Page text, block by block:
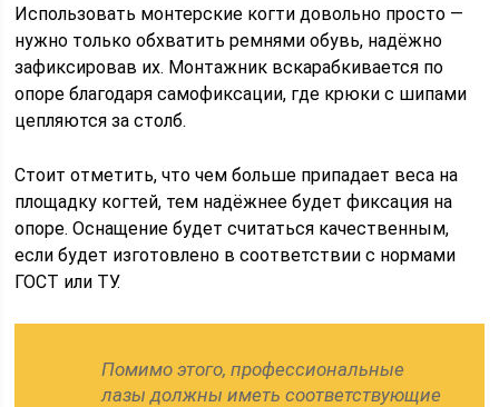
Использовать монтерские когти довольно просто —
нужно только обхватить ремнями обувь, надёжно
зафиксировав их. Монтажник вскарабкивается по
опоре благодаря самофиксации, где крюки с шипами
цепляются за столб.
Стоит отметить, что чем больше припадает веса на
площадку когтей, тем надёжнее будет фиксация на
опоре. Оснащение будет считаться качественным,
если будет изготовлено в соответствии с нормами
ГОСТ или ТУ.
Помимо этого, профессиональные
лазы должны иметь соответствующие